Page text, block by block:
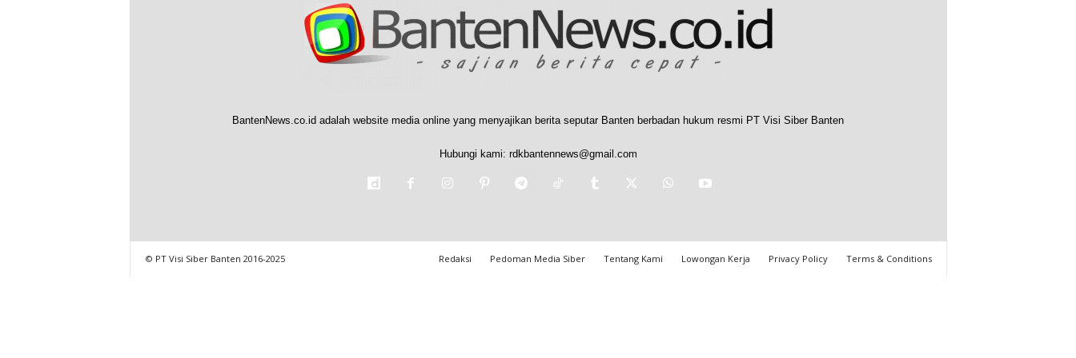
BantenNews.co.id adalah website media online yang menyajikan berita seputar Banten berbadan hukum resmi PT Visi Siber Banten
Hubungi kami: rdkbantennews@gmail.com
Redaksi Pedoman Media Siber Tentang Kami Lowongan Kerja Privacy Policy Terms & Conditions
© PT Visi Siber Banten 2016-2025